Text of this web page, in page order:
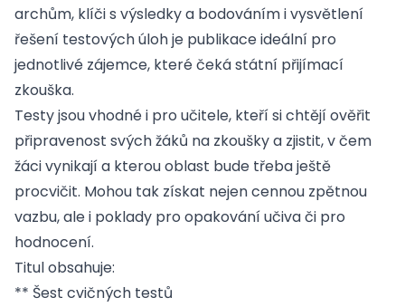
archům, klíči s výsledky a bodováním i vysvětlení
řešení testových úloh je publikace ideální pro
jednotlivé zájemce, které čeká státní přijímací
zkouška.
Testy jsou vhodné i pro učitele, kteří si chtějí ověřit
připravenost svých žáků na zkoušky a zjistit, v čem
žáci vynikají a kterou oblast bude třeba ještě
procvičit. Mohou tak získat nejen cennou zpětnou
vazbu, ale i poklady pro opakování učiva či pro
hodnocení.
Titul obsahuje:
** Šest cvičných testů